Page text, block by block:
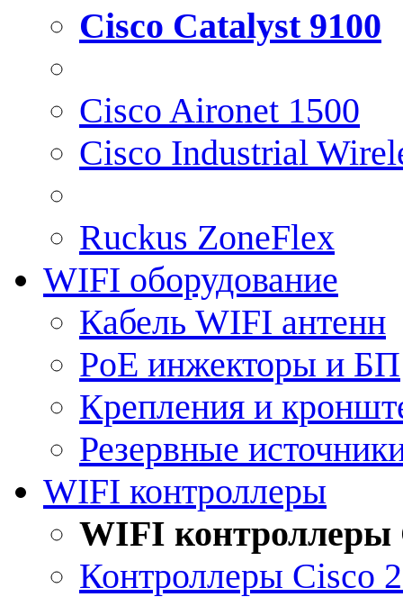
Cisco Catalyst 9100
Cisco Aironet 1500
Cisco Industrial
Ruckus ZoneFlex
WIFI оборудование
Кабель WIFI антенн
PoE инжекторы и БП
Крепления и
Резервные
WIFI контроллеры
WIFI контроллеры
Контроллеры Cisco